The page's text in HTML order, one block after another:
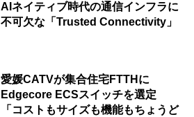
AIネイティブ時代の通信インフラに
不可欠な「Trusted Connectivity」
愛媛CATVが集合住宅FTTHに
Edgecore ECSスイッチを選定
「コストもサイズも機能もちょうど